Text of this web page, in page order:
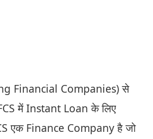
Financial Companies) से
में Instant Loan के लिए
एक Finance Company है जो